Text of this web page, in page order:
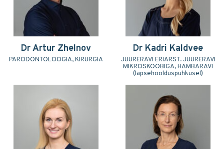
Dr Artur Zhelnov
PARODONTOLOOGIA, KIRURGIA
Dr Kadri Kaldvee
JUURERAVI ERIARST. JUURERAVI
MIKROSKOOBIGA, HAMBARAVI
(lapsehoolduspuhkusel)